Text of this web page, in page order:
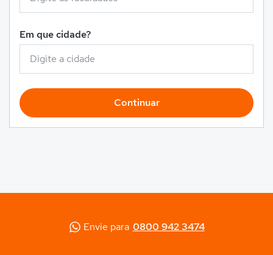
Em que cidade?
Continuar
Envie para 0800 942 3474